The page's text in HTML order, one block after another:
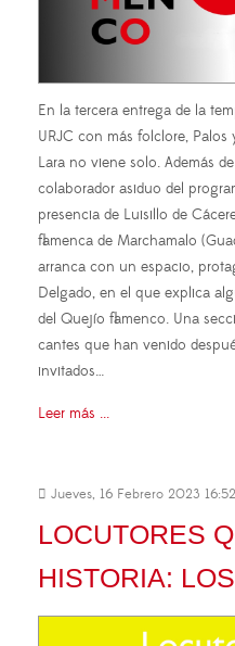
En la tercera entrega de la
URJC con más folclore,
Lara no viene solo. Además
colaborador asiduo del
presencia de Luisillo de
flamenca de Marchamalo
arranca con un espacio,
Delgado, en el que explica
del Quejío flamenco. Una
cantes que han venido
invitados…
Leer más ...
Jueves, 16 Febrero 2023 16:52
LOCUTORES
HISTORIA: